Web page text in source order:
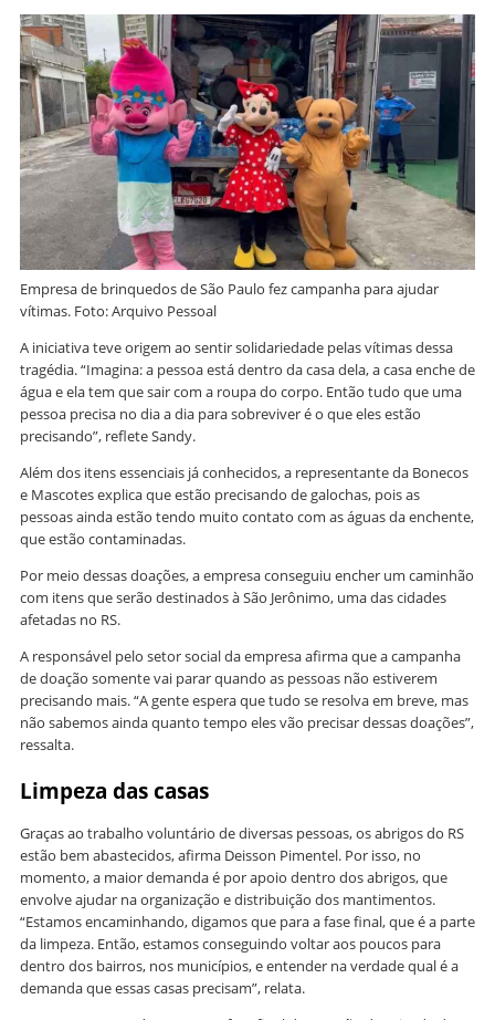
Empresa de brinquedos de São Paulo fez campanha para ajudar
vítimas. Foto: Arquivo Pessoal
A iniciativa teve origem ao sentir solidariedade pelas vítimas dessa
tragédia. “Imagina: a pessoa está dentro da casa dela, a casa enche de
água e ela tem que sair com a roupa do corpo. Então tudo que uma
pessoa precisa no dia a dia para sobreviver é o que eles estão
precisando”, reflete Sandy.
Além dos itens essenciais já conhecidos, a representante da Bonecos
e Mascotes explica que estão precisando de galochas, pois as
pessoas ainda estão tendo muito contato com as águas da enchente,
que estão contaminadas.
Por meio dessas doações, a empresa conseguiu encher um caminhão
com itens que serão destinados à São Jerônimo, uma das cidades
afetadas no RS.
A responsável pelo setor social da empresa afirma que a campanha
de doação somente vai parar quando as pessoas não estiverem
precisando mais. “A gente espera que tudo se resolva em breve, mas
não sabemos ainda quanto tempo eles vão precisar dessas doações”,
ressalta.
Limpeza das casas
Graças ao trabalho voluntário de diversas pessoas, os abrigos do RS
estão bem abastecidos, afirma Deisson Pimentel. Por isso, no
momento, a maior demanda é por apoio dentro dos abrigos, que
envolve ajudar na organização e distribuição dos mantimentos.
“Estamos encaminhando, digamos que para a fase final, que é a parte
da limpeza. Então, estamos conseguindo voltar aos poucos para
dentro dos bairros, nos municípios, e entender na verdade qual é a
demanda que essas casas precisam”, relata.